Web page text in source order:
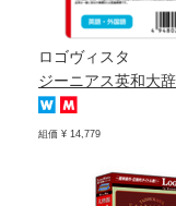
ロゴヴィスタ
ジーニアス英和大
組価 ¥ 14,779